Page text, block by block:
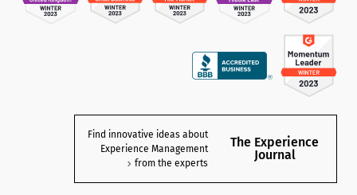
The Experience
Journal
Find innovative ideas about
Experience Management
from the experts